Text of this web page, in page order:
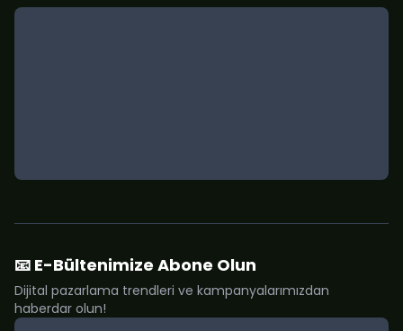
📧 E-Bültenimize Abone Olun
Dijital pazarlama trendleri ve kampanyalarımızdan
haberdar olun!